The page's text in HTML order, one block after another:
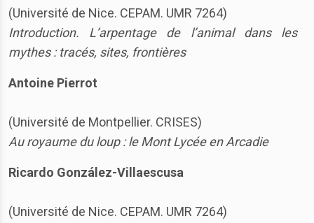
(Université de Nice. CEPAM. UMR 7264)
Introduction. L’arpentage de l’animal dans les
mythes : tracés, sites, frontières
Antoine Pierrot
(Université de Montpellier. CRISES)
Au royaume du loup : le Mont Lycée en Arcadie
Ricardo González-Villaescusa
(Université de Nice. CEPAM. UMR 7264)